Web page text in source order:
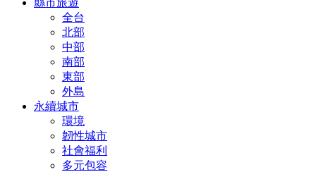
縣市旅遊
全台
北部
中部
南部
東部
外島
永續城市
環境
韌性城市
社會福利
多元包容